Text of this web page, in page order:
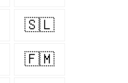
🇸🇱
🇫🇲